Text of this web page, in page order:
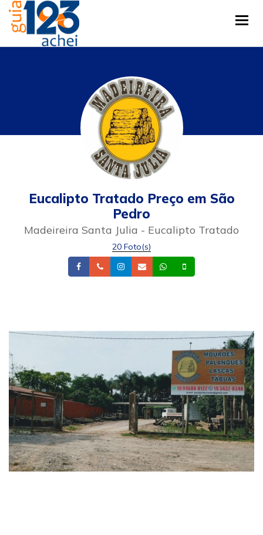
Eucalipto Tratado Preço em São
Pedro
Madeireira Santa Julia - Eucalipto Tratado
20 Foto(s)
FacebookTelefoneInstagram
Email Whatsapp